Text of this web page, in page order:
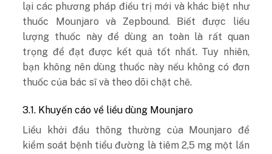
lại các phương pháp điều trị mới và khác biệt như
thuốc Mounjaro và Zepbound. Biết được liều
lượng thuốc này để dùng an toàn là rất quan
trọng để đạt được kết quả tốt nhất. Tuy nhiên,
bạn không nên dùng thuốc này nếu không có đơn
thuốc của bác sĩ và theo dõi chặt chẽ.
3.1. Khuyến cáo về liều dùng Mounjaro
Liều khởi đầu thông thường của Mounjaro để
kiểm soát bệnh tiểu đường là tiêm 2,5 mg một lần